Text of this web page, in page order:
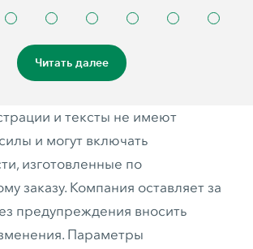
Читать далее
и тексты не имеют
и могут включать
изготовленные по
заказу. Компания оставляет за
предупреждения вносить
Параметры